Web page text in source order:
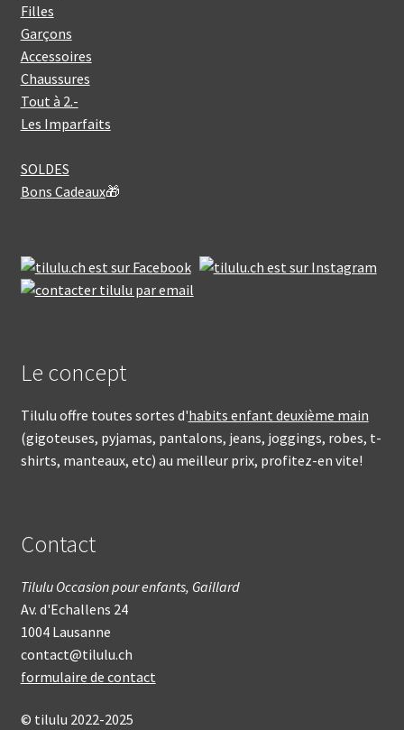
Filles
Garçons
Accessoires
Chaussures
Tout à 2.-
Les Imparfaits
SOLDES
Bons Cadeaux🎁
Le concept
Tilulu offre toutes sortes d'habits enfant deuxième main
(gigoteuses, pyjamas, pantalons, jeans, joggings, robes, t-
shirts, manteaux, etc) au meilleur prix, profitez-en vite!
Contact
Tilulu Occasion pour enfants, Gaillard
Av. d'Echallens 24
1004 Lausanne
contact@tilulu.ch
formulaire de contact
© tilulu 2022-2025